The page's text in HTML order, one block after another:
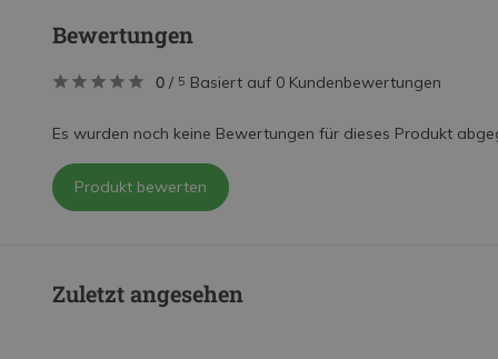
Bewertungen
0 / 5 Basiert auf 0 Kundenbewertungen
Es wurden noch keine Bewertungen für dieses Produkt
Produkt bewerten
Zuletzt angesehen